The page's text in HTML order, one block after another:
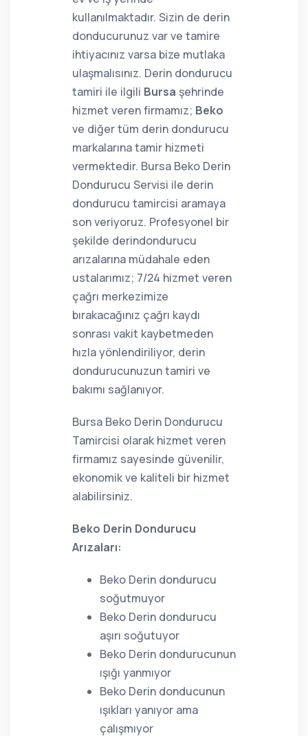
kullanılmaktadır. Sizin de derin
donducurunuz var ve tamire
ihtiyacınız varsa bize mutlaka
ulaşmalısınız. Derin dondurucu
tamiri ile ilgili Bursa şehrinde
hizmet veren firmamız; Beko
ve diğer tüm derin dondurucu
markalarına tamir hizmeti
vermektedir. Bursa Beko Derin
Dondurucu Servisi ile derin
dondurucu tamircisi aramaya
son veriyoruz. Profesyonel bir
şekilde derindondurucu
arızalarına müdahale eden
ustalarımız; 7/24 hizmet veren
çağrı merkezimize
bırakacağınız çağrı kaydı
sonrası vakit kaybetmeden
hızla yönlendiriliyor, derin
dondurucunuzun tamiri ve
bakımı sağlanıyor.
Bursa Beko Derin Dondurucu
Tamircisi olarak hizmet veren
firmamız sayesinde güvenilir,
ekonomik ve kaliteli bir hizmet
alabilirsiniz.
Beko Derin Dondurucu
Arızaları:
Beko Derin dondurucu
soğutmuyor
Beko Derin dondurucu
aşırı soğutuyor
Beko Derin dondurucunun
ışığı yanmıyor
Beko Derin donducunun
ışıkları yanıyor ama
çalışmıyor